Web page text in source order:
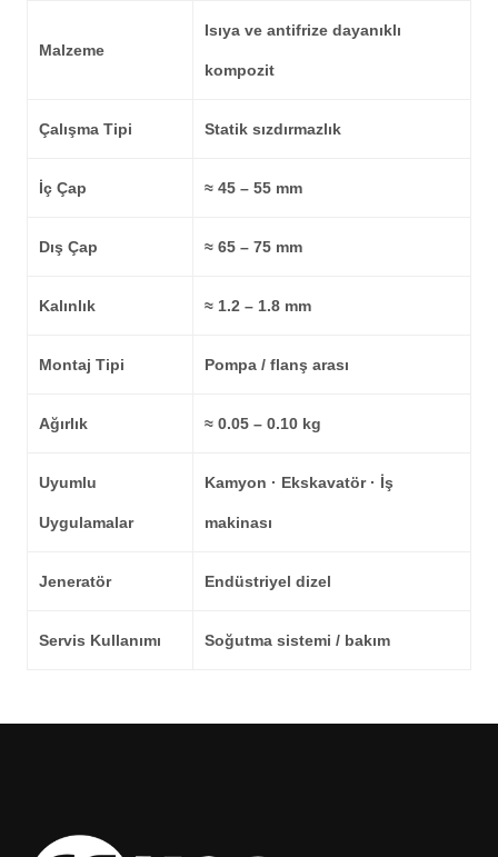
Malzeme
Isıya ve antifrize dayanıklı
kompozit
Çalışma Tipi Statik sızdırmazlık
İç Çap ≈ 45 – 55 mm
Dış Çap ≈ 65 – 75 mm
Kalınlık ≈ 1.2 – 1.8 mm
Montaj Tipi Pompa / flanş arası
Ağırlık ≈ 0.05 – 0.10 kg
Uyumlu
Uygulamalar
Kamyon · Ekskavatör · İş
makinası
Jeneratör Endüstriyel dizel
Servis Kullanımı Soğutma sistemi / bakım